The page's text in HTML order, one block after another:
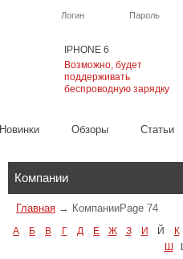
IPHONE 6
Возможно, будет
поддерживать
беспроводную зарядку
Логин Пароль
Новинки Обзоры Cтатьи
Компании
Главная → КомпанииPage 74
А Б В Г Д Е Ж З И Й
К
Ш